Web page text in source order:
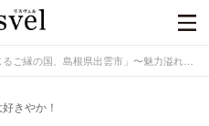
の国、島根県出雲市」〜魅力溢れる道の駅多岐キララ〜
きやか！